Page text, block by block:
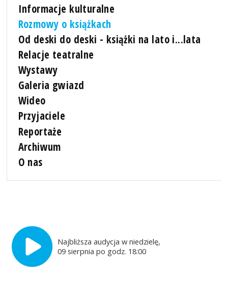
Informacje kulturalne
Rozmowy o książkach
Od deski do deski - książki na lato i...lata
Relacje teatralne
Wystawy
Galeria gwiazd
Wideo
Przyjaciele
Reportaże
Archiwum
O nas
Najbliższa audycja w niedzielę,
09 sierpnia po godz. 18:00